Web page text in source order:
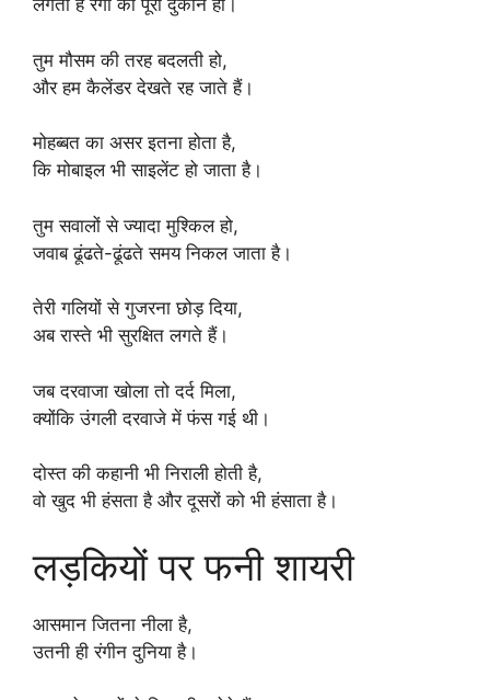
लगता है रंगों की पूरी दुकान हो।
तुम मौसम की तरह बदलती हो,
और हम कैलेंडर देखते रह जाते हैं।
मोहब्बत का असर इतना होता है,
कि मोबाइल भी साइलेंट हो जाता है।
तुम सवालों से ज्यादा मुश्किल हो,
जवाब ढूंढते-ढूंढते समय निकल जाता है।
तेरी गलियों से गुजरना छोड़ दिया,
अब रास्ते भी सुरक्षित लगते हैं।
जब दरवाजा खोला तो दर्द मिला,
क्योंकि उंगली दरवाजे में फंस गई थी।
दोस्त की कहानी भी निराली होती है,
वो खुद भी हंसता है और दूसरों को भी हंसाता है।
लड़कियों पर फनी शायरी
आसमान जितना नीला है,
उतनी ही रंगीन दुनिया है।